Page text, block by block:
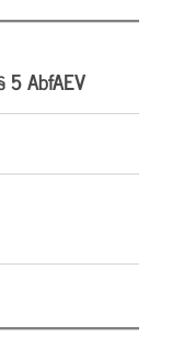
5 AbfAEV